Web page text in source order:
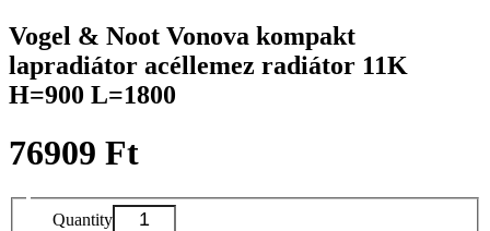
Vogel & Noot Vonova kompakt
lapradiátor acéllemez radiátor 11K
H=900 L=1800
76909 Ft
Quantity